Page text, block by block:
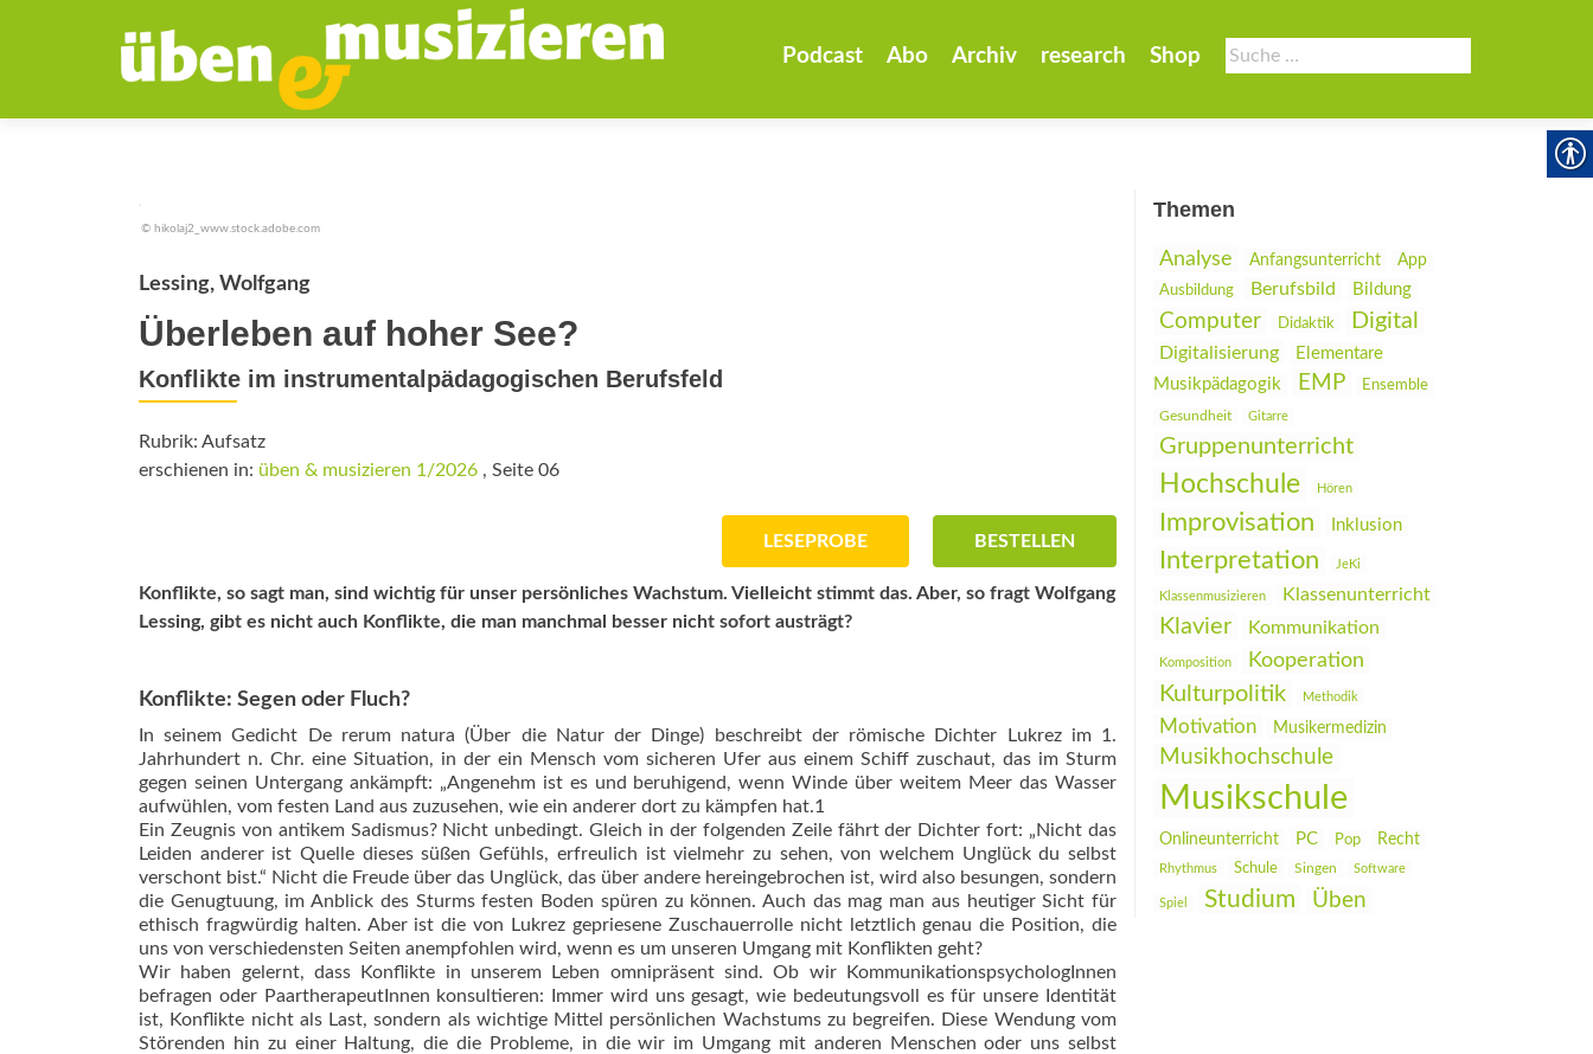
Suche
nach:
Podcast Abo Archiv research Shop
© hikolaj2_www.stock.adobe.com
Lessing, Wolfgang
Überleben auf hoher See?
Konflikte im instrumentalpädagogischen Berufsfeld
Rubrik: Aufsatz
erschienen in: üben & musizieren 1/2026 , Seite 06
BESTELLEN
LESEPROBE
Konflikte, so sagt man, sind wichtig für unser persönliches Wachstum. Vielleicht stimmt das. Aber, so fragt Wolfgang
Lessing, gibt es nicht auch Konflikte, die man manchmal besser nicht sofort austrägt?
Konflikte: Segen oder Fluch?
In seinem Gedicht De rerum natura (Über die Natur der Dinge) beschreibt der römische Dichter Lukrez im 1.
Jahrhundert n. Chr. eine Situation, in der ein Mensch vom sicheren Ufer aus einem Schiff zuschaut, das im Sturm
gegen seinen Untergang ankämpft: „Angenehm ist es und beruhigend, wenn Winde über weitem Meer das Wasser
aufwühlen, vom festen Land aus zuzusehen, wie ein anderer dort zu kämpfen hat.1
Ein Zeugnis von antikem Sadismus? Nicht unbedingt. Gleich in der folgenden Zeile fährt der Dichter fort: „Nicht das
Leiden anderer ist Quelle dieses süßen Gefühls, erfreulich ist vielmehr zu sehen, von welchem Unglück du selbst
verschont bist.“ Nicht die Freude über das Unglück, das über andere hereingebrochen ist, wird also besungen, sondern
die Genugtuung, im Anblick des Sturms festen Boden spüren zu können. Auch das mag man aus heutiger Sicht für
ethisch fragwürdig halten. Aber ist die von Lukrez gepriesene Zuschauerrolle nicht letztlich genau die Position, die
uns von verschiedensten Seiten anempfohlen wird, wenn es um unseren Umgang mit Konflikten geht?
Wir haben gelernt, dass Konflikte in unserem Leben omnipräsent sind. Ob wir KommunikationspsychologInnen
befragen oder PaartherapeutInnen konsultieren: Immer wird uns gesagt, wie bedeutungsvoll es für unsere Identität
ist, Konflikte nicht als Last, sondern als wichtige Mittel persönlichen Wachstums zu begreifen. Diese Wendung vom
Störenden hin zu einer Haltung, die die Probleme, in die wir im Umgang mit anderen Menschen oder uns selbst
Themen
Analyse Anfangsunterricht
App
Ausbildung
Berufsbild Bildung
Computer Didaktik Digital
Digitalisierung
Elementare
Musikpädagogik
EMP Ensemble
Gesundheit Gitarre
Gruppenunterricht
Hochschule Hören
Improvisation Inklusion
Interpretation JeKi
Klassenmusizieren Klassenunterricht
Klavier Kommunikation
Komposition Kooperation
Kulturpolitik Methodik
Motivation Musikermedizin
Musikhochschule
Musikschule
Onlineunterricht PC Pop Recht
Rhythmus Schule Singen Software
Spiel Studium Üben